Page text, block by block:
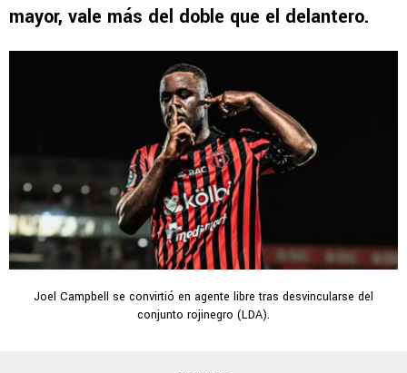
mayor, vale más del doble que el delantero.
Joel Campbell se convirtió en agente libre tras desvincularse del
conjunto rojinegro (LDA).